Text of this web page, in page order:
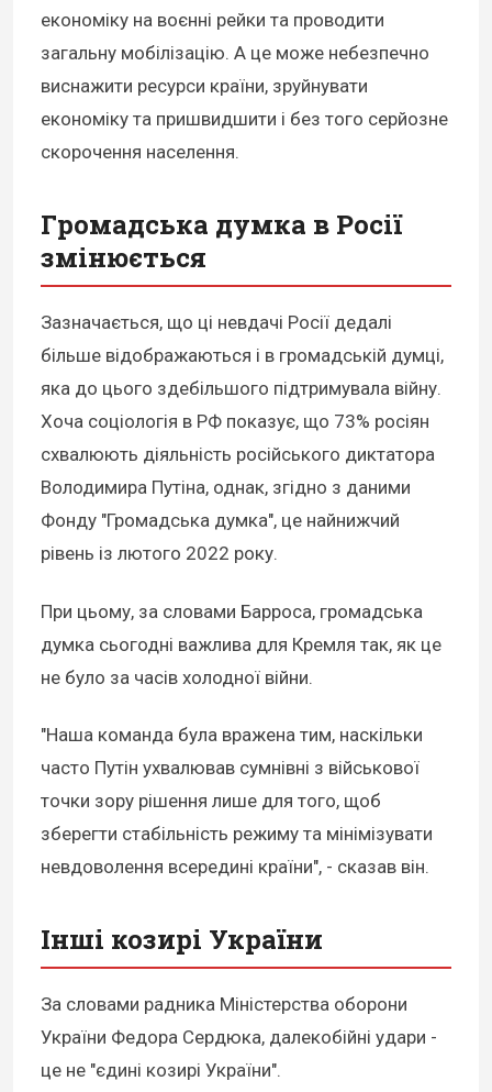
економіку на воєнні рейки та проводити
загальну мобілізацію. А це може небезпечно
виснажити ресурси країни, зруйнувати
економіку та пришвидшити і без того серйозне
скорочення населення.
Громадська думка в Росії
змінюється
Зазначається, що ці невдачі Росії дедалі
більше відображаються і в громадській думці,
яка до цього здебільшого підтримувала війну.
Хоча соціологія в РФ показує, що 73% росіян
схвалюють діяльність російського диктатора
Володимира Путіна, однак, згідно з даними
Фонду "Громадська думка", це найнижчий
рівень із лютого 2022 року.
При цьому, за словами Барроса, громадська
думка сьогодні важлива для Кремля так, як це
не було за часів холодної війни.
"Наша команда була вражена тим, наскільки
часто Путін ухвалював сумнівні з військової
точки зору рішення лише для того, щоб
зберегти стабільність режиму та мінімізувати
невдоволення всередині країни", - сказав він.
Інші козирі України
За словами радника Міністерства оборони
України Федора Сердюка, далекобійні удари -
це не "єдині козирі України".